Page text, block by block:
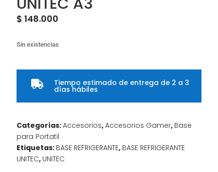
$ 148.000
Sin existencias
 Tiempo estimado de entrega de 2 a 3
días hábiles
Categorías:Accesorios,Accesorios Gamer, Base
para Portatil
Etiquetas: BASE REFRIGERANTE, BASE REFRIGERANTE
UNITEC, UNITEC